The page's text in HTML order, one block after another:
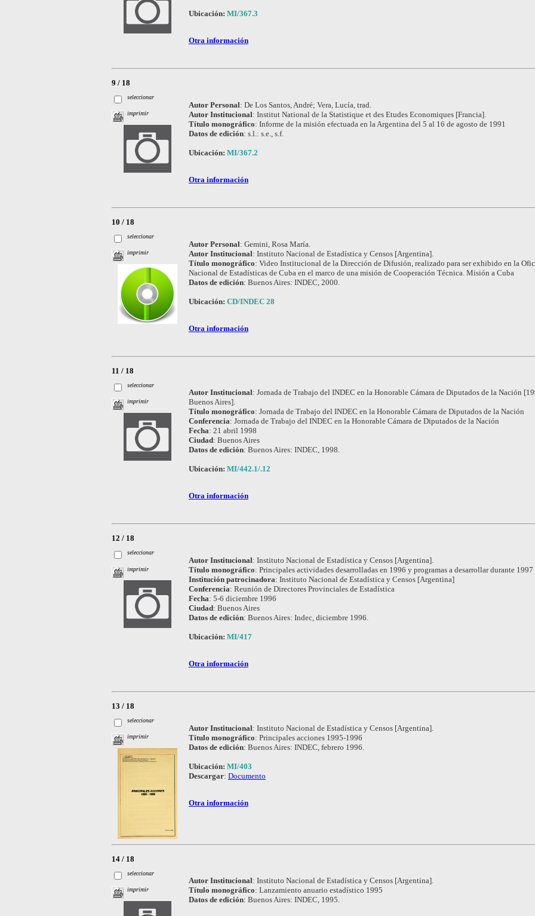
Ubicación: MI/367.3
Otra información
9 / 18
seleccionar
imprimir
Autor Personal: De Los Santos, André; Vera, Lucía, trad.
Autor Institucional: Institut National de la Statistique et des Etudes Economiques [Francia].
Título monográfico: Informe de la misión efectuada en la Argentina del 5 al 16 de agosto de 1991
Datos de edición: s.l.: s.e., s.f.
Ubicación: MI/367.2
Otra información
10 / 18
seleccionar
imprimir
Autor Personal: Gemini, Rosa María.
Autor Institucional: Instituto Nacional de Estadística y Censos [Argentina].
Título monográfico: Video Institucional de la Dirección de Difusión, realizado para ser exhibido en la
Nacional de Estadísticas de Cuba en el marco de una misión de Cooperación Técnica. Misión a Cuba
Datos de edición: Buenos Aires: INDEC, 2000.
Ubicación: CD/INDEC 28
Otra información
11 / 18
seleccionar
imprimir
Autor Institucional: Jornada de Trabajo del INDEC en la Honorable Cámara de Diputados de la Nación
Buenos Aires].
Título monográfico: Jornada de Trabajo del INDEC en la Honorable Cámara de Diputados de la Nación
Conferencia: Jornada de Trabajo del INDEC en la Honorable Cámara de Diputados de la Nación
Fecha: 21 abril 1998
Ciudad: Buenos Aires
Datos de edición: Buenos Aires: INDEC, 1998.
Ubicación: MI/442.1/.12
Otra información
12 / 18
seleccionar
imprimir
Autor Institucional: Instituto Nacional de Estadística y Censos [Argentina].
Título monográfico: Principales actividades desarrolladas en 1996 y programas a desarrollar durante
Institución patrocinadora: Instituto Nacional de Estadística y Censos [Argentina]
Conferencia: Reunión de Directores Provinciales de Estadística
Fecha: 5-6 diciembre 1996
Ciudad: Buenos Aires
Datos de edición: Buenos Aires: Indec, diciembre 1996.
Ubicación: MI/417
Otra información
13 / 18
seleccionar
imprimir
Autor Institucional: Instituto Nacional de Estadística y Censos [Argentina].
Título monográfico: Principales acciones 1995-1996
Datos de edición: Buenos Aires: INDEC, febrero 1996.
Ubicación: MI/403
Descargar: Documento
Otra información
14 / 18
seleccionar
imprimir
Autor Institucional: Instituto Nacional de Estadística y Censos [Argentina].
Título monográfico: Lanzamiento anuario estadístico 1995
Datos de edición: Buenos Aires: INDEC, 1995.